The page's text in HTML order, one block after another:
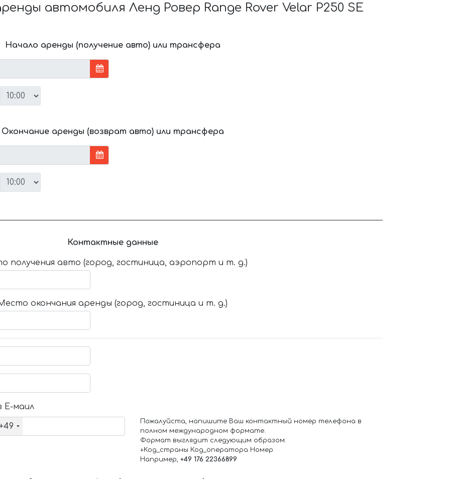
автомобиля Ленд Ровер Range Rover Velar P250 SE
Начало аренды (получение авто) или трансфера
Окончание аренды (возврат авто) или трансфера
Контактные данные
получения авто (город, гостиница, аэропорт и т. д.)
окончания аренды (город, гостиница и т. д.)
Е-маил
Пожалуйста, напишите Ваш контактный номер телефона в
полном международном формате.
Формат выглядит следующим образом:
+Код_страны Код_оператора Номер
Например, +49 176 22366899